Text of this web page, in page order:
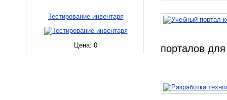
Тестирование инвентаря
Цена: 0 порталов